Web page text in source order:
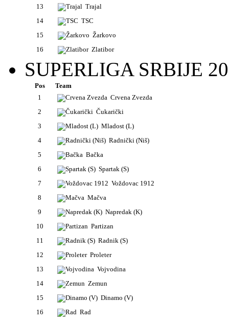
13
Trajal
14
TSC
15
Žarkovo
16
Zlatibor
SUPERLIGA SRBIJE
Pos
Team
1
Crvena Zvezda
2
Čukarički
3
Mladost (L)
4
Radnički (Niš)
5
Bačka
6
Spartak (S)
7
Voždovac 1912
8
Mačva
9
Napredak (K)
10
Partizan
11
Radnik (S)
12
Proleter
13
Vojvodina
14
Zemun
15
Dinamo (V)
16
Rad